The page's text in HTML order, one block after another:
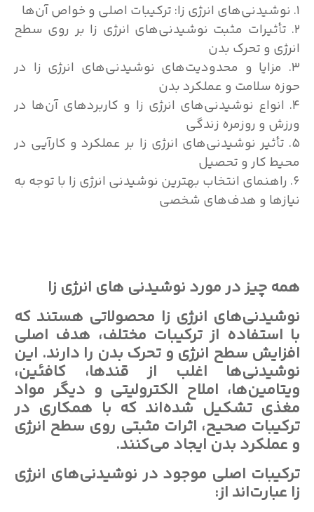
۱. نوشیدنی‌های انرژی زا: ترکیبات اصلی و خواص آن‌ها
۲. تأثیرات مثبت نوشیدنی‌های انرژی زا بر روی سطح
انرژی و تحرک بدن
۳. مزایا و محدودیت‌های نوشیدنی‌های انرژی زا در
حوزه سلامت و عملکرد بدن
۴. انواع نوشیدنی‌های انرژی زا و کاربردهای آن‌ها در
ورزش و روزمره زندگی
۵. تأثیر نوشیدنی‌های انرژی زا بر عملکرد و کارآیی در
محیط کار و تحصیل
۶. راهنمای انتخاب بهترین نوشیدنی انرژی زا با توجه به
نیازها و هدف‌های شخصی
همه چیز در مورد نوشیدنی های انرژی زا
نوشیدنی‌های انرژی زا محصولاتی هستند که
با استفاده از ترکیبات مختلف، هدف اصلی
افزایش سطح انرژی و تحرک بدن را دارند. این
نوشیدنی‌ها اغلب از قندها، کافئین،
ویتامین‌ها، املاح الکترولیتی و دیگر مواد
مغذی تشکیل شده‌اند که با همکاری در
ترکیبات صحیح، اثرات مثبتی روی سطح انرژی
و عملکرد بدن ایجاد می‌کنند.
ترکیبات اصلی موجود در نوشیدنی‌های انرژی
زا عبارت‌اند از: